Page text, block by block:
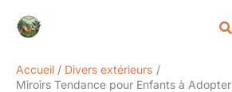
Accueil
Divers extérieurs
Miroirs Tendance pour Enfants à Adopter